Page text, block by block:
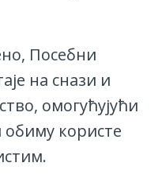
Посебни
на снази и
омогућујући
користе